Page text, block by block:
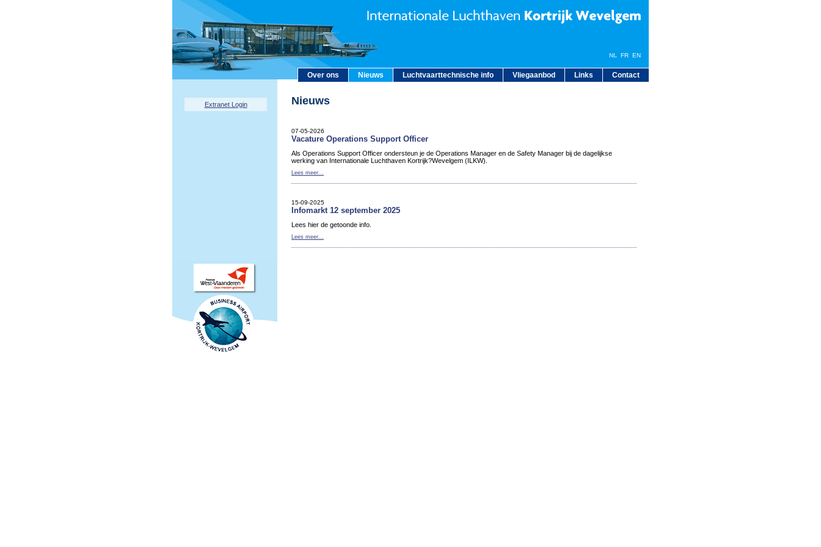
Over ons Nieuws Luchtvaarttechnische info Vliegaanbod Links Contact
NL FR EN
Extranet Login Nieuws
07-05-2026
Vacature Operations Support Officer
Als Operations Support Officer ondersteun je de Operations Manager en de Safety Manager bij de dagelijkse
werking van Internationale Luchthaven Kortrijk?Wevelgem (ILKW).
Lees meer...
15-09-2025
Infomarkt 12 september 2025
Lees hier de getoonde info.
Lees meer...